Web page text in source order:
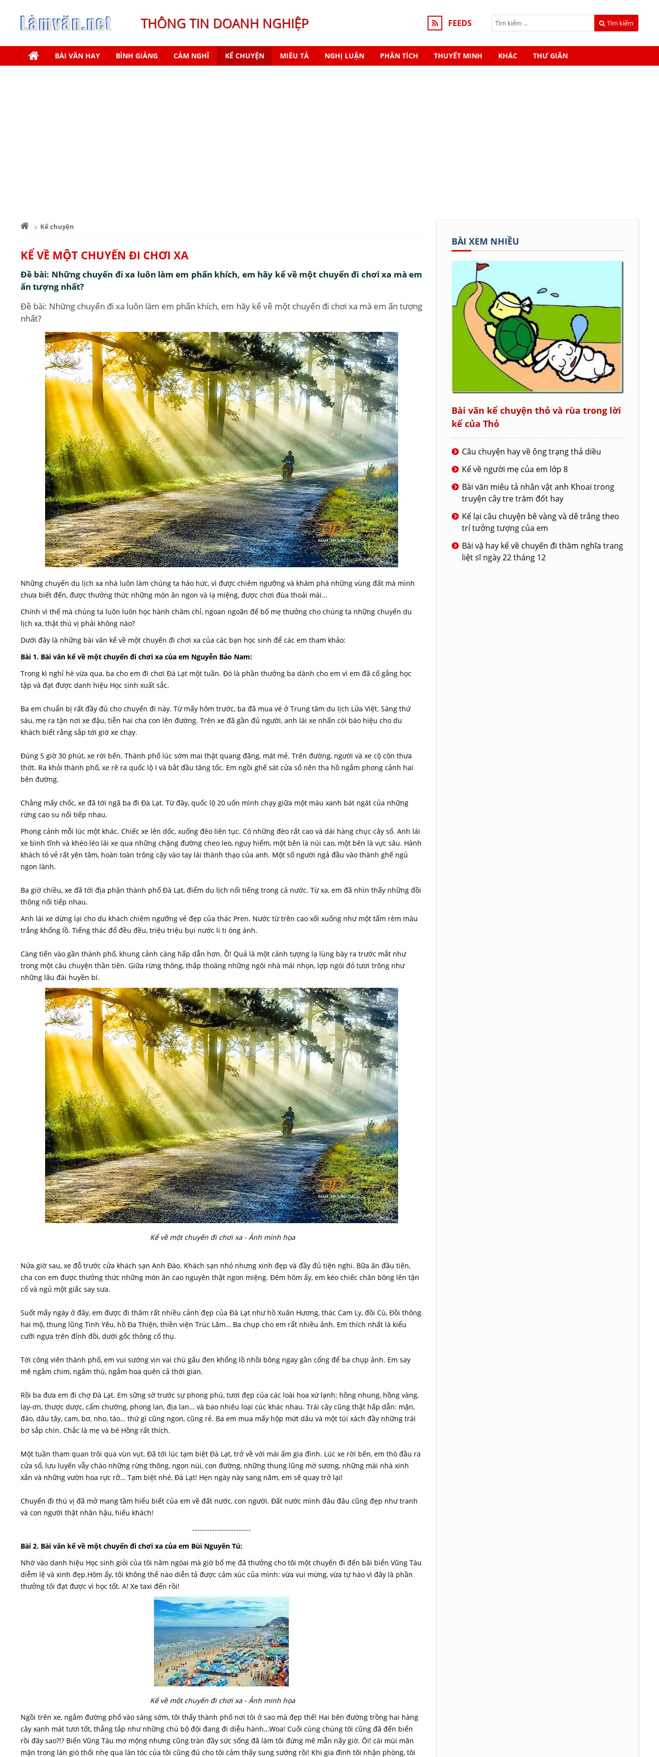
THÔNG TIN DOANH NGHIỆP FEEDS Tìm kiếm
BÀI VĂN HAY BÌNH GIẢNG CẢM NGHĨ KỂ CHUYỆN MIÊU TẢ NGHỊ LUẬN PHÂN TÍCH THUYẾT MINH KHÁC THƯ GIÃN
Kể chuyện
KỂ VỀ MỘT CHUYẾN ĐI CHƠI XA
Đề bài: Những chuyến đi xa luôn làm em phấn khích, em hãy kể về một chuyến đi chơi xa mà em
ấn tượng nhất?
Đề bài: Những chuyến đi xa luôn làm em phấn khích, em hãy kể về một chuyến đi chơi xa mà em ấn tượng
nhất?
Những chuyến du lịch xa nhà luôn làm chúng ta háo hức, vì được chiêm ngưỡng và khám phá những vùng đất mà mình
chưa biết đến, được thưởng thức những món ăn ngon và lạ miệng, được chơi đùa thoải mái...
Chính vì thế mà chúng ta luôn luôn học hành chăm chỉ, ngoan ngoãn để bố mẹ thưởng cho chúng ta những chuyến du
lịch xa, thật thú vị phải không nào?
Dưới đây là những bài văn kể về một chuyến đi chơi xa của các bạn học sinh để các em tham khảo:
Bài 1. Bài văn kể về một chuyến đi chơi xa của em Nguyễn Bảo Nam:
Trong kì nghỉ hè vừa qua, ba cho em đi chơi Đà Lạt một tuần. Đó là phần thưởng ba dành cho em vì em đã cố gắng học
tập và đạt được danh hiệu Học sinh xuất sắc.
Ba em chuẩn bị rất đầy đủ cho chuyến đi này. Từ mấy hôm trước, ba đã mua vé ở Trung tâm du lịch Lửa Việt. Sáng thứ
sáu, mẹ ra tận nơi xe đậu, tiễn hai cha con lên đường. Trên xe đã gần đủ người, anh lái xe nhấn còi báo hiệu cho du
khách biết rằng sắp tới giờ xe chạy.
Đúng 5 giờ 30 phút, xe rời bến. Thành phố lúc sớm mai thật quang đãng, mát mẻ. Trên đường, người và xe cộ còn thưa
thớt. Ra khỏi thành phố, xe rẽ ra quốc lộ I và bắt đầu tăng tốc. Em ngồi ghế sát cửa sổ nên tha hồ ngắm phong cảnh hai
bên đường.
Chẳng mấy chốc, xe đã tới ngã ba đi Đà Lạt. Từ đây, quốc lộ 20 uốn mình chạy giữa một màu xanh bát ngát của những
rừng cao su nối tiếp nhau.
Phong cảnh mỗi lúc một khác. Chiếc xe lên dốc, xuống đèo liên tục. Có những đèo rất cao và dài hàng chục cây số. Anh lái
xe bình tĩnh và khéo léo lái xe qua những chặng đường cheo leo, nguy hiểm, một bên là núi cao, một bên là vực sâu. Hành
khách tỏ vẻ rất yên tâm, hoàn toàn trông cậy vào tay lái thành thạo của anh. Một số người ngả đầu vào thành ghế ngủ
ngon lành.
Ba giờ chiều, xe đã tới địa phận thành phố Đà Lạt, điểm du lịch nổi tiếng trong cả nước. Từ xa, em đã nhìn thấy những đồi
thông nối tiếp nhau.
Anh lái xe dừng lại cho du khách chiêm ngưỡng vẻ đẹp của thác Pren. Nước từ trên cao xối xuống như một tấm rèm màu
trắng khổng lồ. Tiếng thác đổ đều đều, triệu triệu bụi nước li ti óng ánh.
Càng tiến vào gần thành phố, khung cảnh càng hấp dẫn hơn. Ồ! Quả là một cảnh tượng lạ lùng bày ra trước mắt như
trong một câu chuyện thần tiên. Giữa rừng thông, thấp thoáng những ngôi nhà mái nhọn, lợp ngói đỏ tươi trông như
những lâu đài huyền bí.
Kể về một chuyến đi chơi xa - Ảnh minh họa
Nửa giờ sau, xe đỗ trước cửa khách sạn Anh Đào. Khách sạn nhỏ nhưng xinh đẹp và đầy đủ tiện nghi. Bữa ăn đầu tiên,
cha con em được thưởng thức những món ăn cao nguyên thật ngon miệng. Đêm hôm ấy, em kéo chiếc chăn bông lên tận
cổ và ngủ một giấc say sưa.
Suốt mấy ngày ở đây, em được đi thăm rất nhiều cảnh đẹp của Đà Lạt như hồ Xuân Hương, thác Cam Ly, đồi Cù, Đồi thông
hai mộ, thung lũng Tình Yêu, hồ Đa Thiện, thiền viện Trúc Lâm… Ba chụp cho em rất nhiều ảnh. Em thích nhất là kiểu
cưỡi ngựa trên đỉnh đồi, dưới gốc thông cổ thụ.
Tới công viên thành phố, em vui sướng vịn vai chú gấu đen khổng lồ nhồi bông ngay gần cổng để ba chụp ảnh. Em say
mê ngắm chim, ngắm thú, ngắm hoa quên cả thời gian.
Rồi ba đưa em đi chợ Đà Lạt. Em sững sờ trước sự phong phú, tươi đẹp của các loài hoa xứ lạnh: hồng nhung, hồng vàng,
lay-ơn, thược dược, cẩm chướng, phong lan, địa lan… và bao nhiêu loại cúc khác nhau. Trái cây cũng thật hấp dẫn: mận,
đào, dâu tây, cam, bơ, nho, táo… thứ gì cũng ngon, cũng rẻ. Ba em mua mấy hộp mứt dâu và một túi xách đầy những trái
bơ sắp chín. Chắc là mẹ và bé Hồng rất thích.
Một tuần tham quan trôi qua vùn vụt. Đã tới lúc tạm biệt Đà Lạt, trở về với mái ấm gia đình. Lúc xe rời bến, em thò đầu ra
cửa sổ, lưu luyến vẫy chào những rừng thông, ngọn núi, con đường, những thung lũng mờ sương, những mái nhà xinh
xắn và những vườn hoa rực rỡ… Tạm biệt nhé, Đà Lạt! Hẹn ngày này sang năm, em sẽ quay trở lại!
Chuyến đi thú vị đã mở mang tầm hiểu biết của em về đất nước, con người. Đất nước mình đâu đâu cũng đẹp như tranh
và con người thật nhân hậu, hiếu khách!
------------------------
Bài 2. Bài văn kể về một chuyến đi chơi xa của em Bùi Nguyên Tú:
Nhờ vào danh hiệu Học sinh giỏi của tôi năm ngóai mà giờ bố mẹ đã thưởng cho tôi một chuyến đi đến bãi biển Vũng Tàu
diễm lệ và xinh đẹp.Hôm ấy, tôi không thể nào diễn tả được cảm xúc của mình: vừa vui mừng, vừa tự hào vì đây là phần
thưởng tôi đạt được vì học tốt. A! Xe taxi đến rồi!
Kể về một chuyến đi chơi xa - Ảnh minh họa
Ngồi trên xe, ngắm đường phố vào sáng sớm, tôi thấy thành phố nơi tôi ở sao mà đẹp thế! Hai bên đường trồng hai hàng
cây xanh mát tươi tốt, thẳng tắp như những chú bộ đội đang đi diễu hành…Woa! Cuối cùng chúng tôi cũng đã đến biển
rồi đây sao?!? Biển Vũng Tàu mơ mộng nhưng cũng tràn đầy sức sống đã làm tôi đứng mê mẫn nãy giờ. Ôi! cái mùi măn
mặn trong làn gió thổi nhẹ qua làn tóc của tôi cũng đủ cho tôi cảm thấy sung sướng rồi! Khi gia đình tôi nhận phòng, tôi
BÀI XEM NHIỀU
Bài văn kể chuyện thỏ và rùa trong lời
kể của Thỏ
Câu chuyện hay về ông trạng thả diều
Kể về người mẹ của em lớp 8
Bài văn miêu tả nhân vật anh Khoai trong
truyện cây tre trăm đốt hay
Kể lại câu chuyện bê vàng và dê trắng theo
trí tưởng tượng của em
Bài vặ hay kể về chuyến đi thăm nghĩa trang
liệt sĩ ngày 22 tháng 12